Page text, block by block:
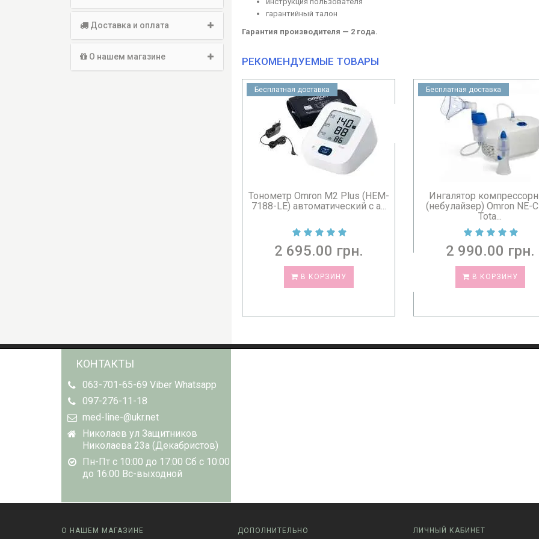
Доставка и оплата
О нашем магазине
гарантийный талон
Гарантия производителя — 2 года.
РЕКОМЕНДУЕМЫЕ ТОВАРЫ
Бесплатная доставка
Ингалятор компрессорный
(небулайзер) Omron NE-C102
2 990.00 грн.
В КОРЗИНУ
Мяч массажный зеленый
7см
149.00 грн.
В КОРЗИНУ
КОНТАКТЫ
063-701-65-69 Viber Whatsapp
097-276-11-18
med-line-@ukr.net
Николаев ул Защитников
Николаева 23а (Декабристов)
Пн-Пт с 10:00 до 17:00 Сб с 10:00
до 16:00 Вс-выходной
О НАШЕМ МАГАЗИНЕ ДОПОЛНИТЕЛЬНО ЛИЧНЫЙ КАБИНЕТ